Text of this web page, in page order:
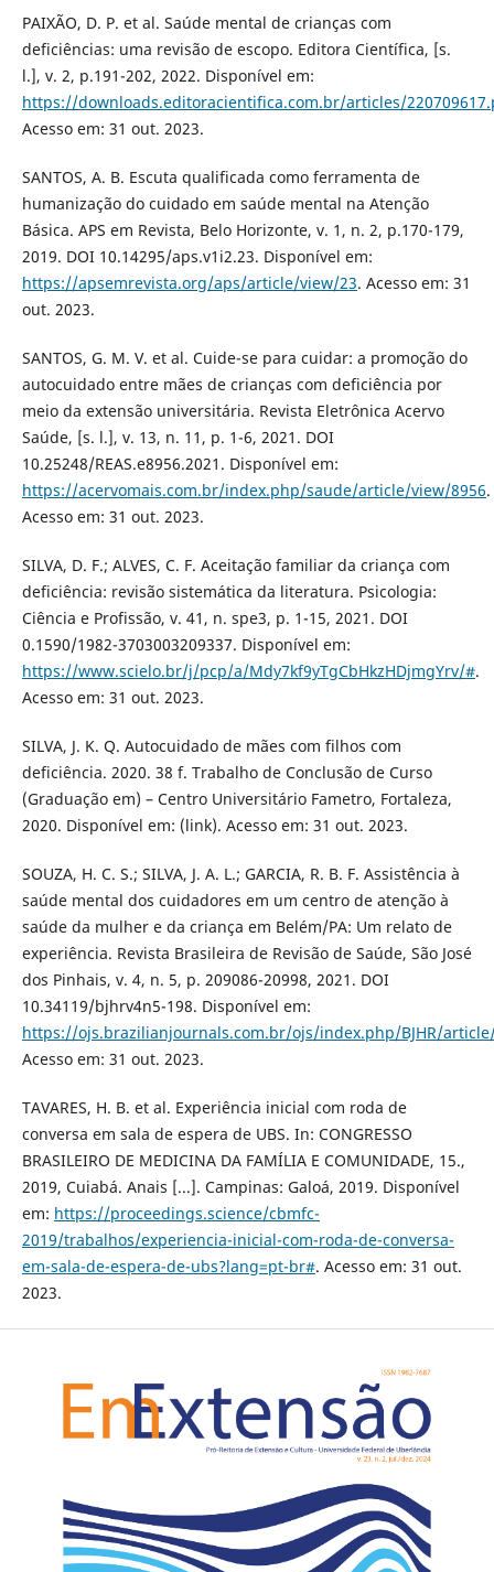
PAIXÃO, D. P. et al. Saúde mental de crianças com
deficiências: uma revisão de escopo. Editora Científica, [s.
l.], v. 2, p.191-202, 2022. Disponível em:
https://downloads.editoracientifica.com.br/articles/
Acesso em: 31 out. 2023.
SANTOS, A. B. Escuta qualificada como ferramenta de
humanização do cuidado em saúde mental na Atenção
Básica. APS em Revista, Belo Horizonte, v. 1, n. 2, p.170-179,
2019. DOI 10.14295/aps.v1i2.23. Disponível em:
https://apsemrevista.org/aps/article/view/23. Acesso em: 31
out. 2023.
SANTOS, G. M. V. et al. Cuide-se para cuidar: a promoção do
autocuidado entre mães de crianças com deficiência por
meio da extensão universitária. Revista Eletrônica Acervo
Saúde, [s. l.], v. 13, n. 11, p. 1-6, 2021. DOI
10.25248/REAS.e8956.2021. Disponível em:
https://acervomais.com.br/index.php/saude/article/view/8956.
Acesso em: 31 out. 2023.
SILVA, D. F.; ALVES, C. F. Aceitação familiar da criança com
deficiência: revisão sistemática da literatura. Psicologia:
Ciência e Profissão, v. 41, n. spe3, p. 1-15, 2021. DOI
0.1590/1982-3703003209337. Disponível em:
https://www.scielo.br/j/pcp/a/Mdy7kf9yTgCbHkzHDjmgYrv/#.
Acesso em: 31 out. 2023.
SILVA, J. K. Q. Autocuidado de mães com filhos com
deficiência. 2020. 38 f. Trabalho de Conclusão de Curso
(Graduação em) – Centro Universitário Fametro, Fortaleza,
2020. Disponível em: (link). Acesso em: 31 out. 2023.
SOUZA, H. C. S.; SILVA, J. A. L.; GARCIA, R. B. F. Assistência à
saúde mental dos cuidadores em um centro de atenção à
saúde da mulher e da criança em Belém/PA: Um relato de
experiência. Revista Brasileira de Revisão de Saúde, São José
dos Pinhais, v. 4, n. 5, p. 209086-20998, 2021. DOI
10.34119/bjhrv4n5-198. Disponível em:
https://ojs.brazilianjournals.com.br/ojs/index.php/BJHR/
Acesso em: 31 out. 2023.
TAVARES, H. B. et al. Experiência inicial com roda de
conversa em sala de espera de UBS. In: CONGRESSO
BRASILEIRO DE MEDICINA DA FAMÍLIA E COMUNIDADE, 15.,
2019, Cuiabá. Anais [...]. Campinas: Galoá, 2019. Disponível
em: https://proceedings.science/cbmfc-
2019/trabalhos/experiencia-inicial-com-roda-de-conversa-
em-sala-de-espera-de-ubs?lang=pt-br#. Acesso em: 31 out.
2023.